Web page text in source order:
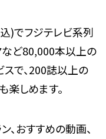
)でフジテレビ系列
など80,000本以上の
で、200誌以上の
しめます。
おすすめの動画、